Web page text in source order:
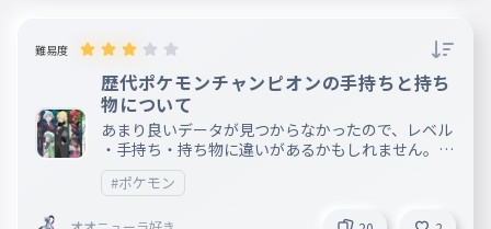
難易度
歴代ポケモンチャンピオンの手持ちと持ち
物について
あまり良いデータが見つからなかったので、レベル
・手持ち・持ち物に違いがあるかもしれません。知
ってる方いたら教えてください。作成中です。また
、自身がチャンピオンとなるサンムーン及びウルト
#ポケモン